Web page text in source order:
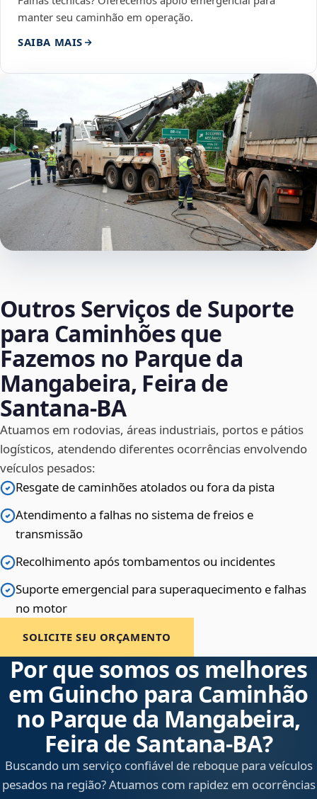
manter seu caminhão em operação.
SAIBA MAIS
Outros Serviços de Suporte
para Caminhões que
Fazemos no Parque da
Mangabeira, Feira de
Santana‑BA
Atuamos em rodovias, áreas industriais, portos e pátios
logísticos, atendendo diferentes ocorrências envolvendo
veículos pesados:
Resgate de caminhões atolados ou fora da pista
Atendimento a falhas no sistema de freios e
transmissão
Recolhimento após tombamentos ou incidentes
Suporte emergencial para superaquecimento e falhas
no motor
SOLICITE SEU ORÇAMENTO
Por que somos os melhores
em Guincho para Caminhão
no Parque da Mangabeira,
Feira de Santana‑BA?
Buscando um serviço confiável de reboque para veículos
pesados na região? Atuamos com rapidez em ocorrências